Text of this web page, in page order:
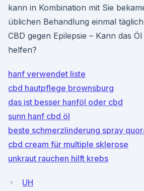
kann in Kombination mit Sie
üblichen Behandlung einmal
CBD gegen Epilepsie – Kann das
helfen?
hanf verwendet liste
cbd hautpflege brownsburg
das ist besser hanföl oder cbd
sunn hanf cbd öl
beste schmerzlinderung spray
cbd cream für multiple sklerose
unkraut rauchen hilft krebs
UH